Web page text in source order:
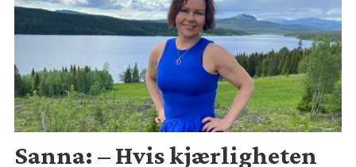
Sanna: – Hvis kjærligheten